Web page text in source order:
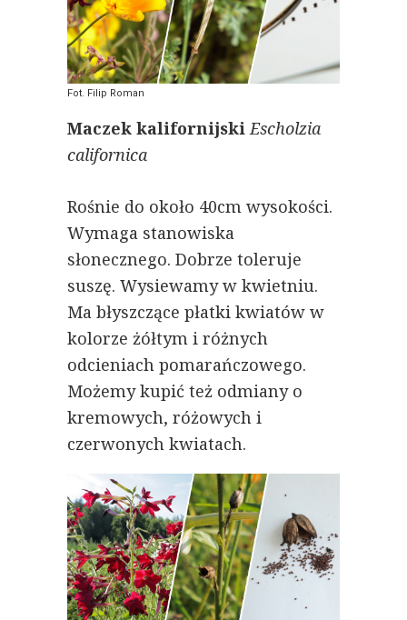
Fot. Filip Roman
Maczek kalifornijski Escholzia
californica
Rośnie do około 40cm wysokości.
Wymaga stanowiska
słonecznego. Dobrze toleruje
suszę. Wysiewamy w kwietniu.
Ma błyszczące płatki kwiatów w
kolorze żółtym i różnych
odcieniach pomarańczowego.
Możemy kupić też odmiany o
kremowych, różowych i
czerwonych kwiatach.